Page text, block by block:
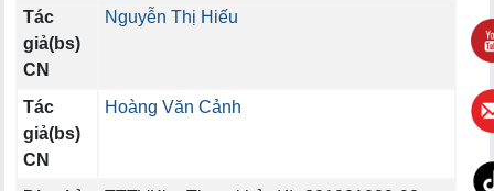
Tác
giả(bs)
CN
Nguyễn Thị Hiếu
Tác
giả(bs)
CN
Hoàng Văn Cảnh